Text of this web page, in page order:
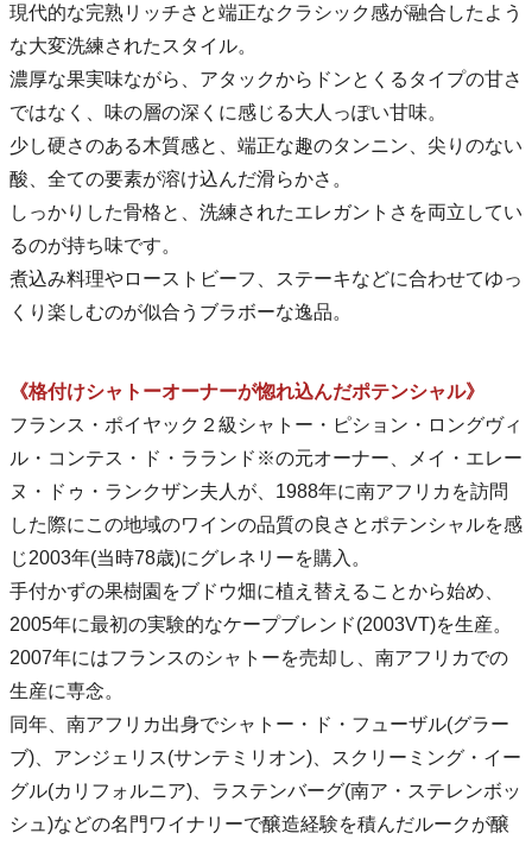
現代的な完熟リッチさと端正なクラシック感が融合したよう
な大変洗練されたスタイル。
濃厚な果実味ながら、アタックからドンとくるタイプの甘さ
ではなく、味の層の深くに感じる大人っぽい甘味。
少し硬さのある木質感と、端正な趣のタンニン、尖りのない
酸、全ての要素が溶け込んだ滑らかさ。
しっかりした骨格と、洗練されたエレガントさを両立してい
るのが持ち味です。
煮込み料理やローストビーフ、ステーキなどに合わせてゆっ
くり楽しむのが似合うブラボーな逸品。
《格付けシャトーオーナーが惚れ込んだポテンシャル》
フランス・ポイヤック２級シャトー・ピション・ロングヴィ
ル・コンテス・ド・ラランド※の元オーナー、メイ・エレー
ヌ・ドゥ・ランクザン夫人が、1988年に南アフリカを訪問
した際にこの地域のワインの品質の良さとポテンシャルを感
じ2003年(当時78歳)にグレネリーを購入。
手付かずの果樹園をブドウ畑に植え替えることから始め、
2005年に最初の実験的なケープブレンド(2003VT)を生産。
2007年にはフランスのシャトーを売却し、南アフリカでの
生産に専念。
同年、南アフリカ出身でシャトー・ド・フューザル(グラー
ブ)、アンジェリス(サンテミリオン)、スクリーミング・イー
グル(カリフォルニア)、ラステンバーグ(南ア・ステレンボッ
シュ)などの名門ワイナリーで醸造経験を積んだルークが醸